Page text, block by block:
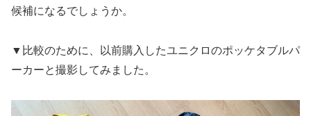
候補になるでしょうか。
▼比較のために、以前購入したユニクロのポッケタブルパ
ーカーと撮影してみました。